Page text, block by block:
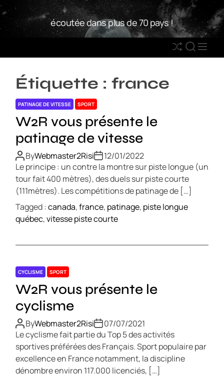
S
k
i
W
2
R
écoutée dans plus de 70 pays !
S
h
S
E
M
E
Étiquette : france
PATINAGE DE VITESSE SPORT
W2R vous présente le
patinage de vitesse
ByWebmaster2Risi
12/01/2022
Le principe : un contre la montre sur piste longue (un
tour fait 400 mètres), des duels sur piste courte
(111mètres). Les compétitions de patinage de […]
Tagged :canada,france, patinage, piste longue
québec,vitesse piste courte
CYCLISME SPORT
W2R vous présente le
cyclisme
ByWebmaster2Risi
07/07/2021
Le cyclisme fait partie du Top 5 des activités
sportives préférées des Français. Sport populaire par
excellence en France notamment, la discipline
dénombre environ 117.000 licenciés, […]